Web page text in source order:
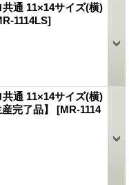
通 11×14サイズ(横)
1114LS]
通 11×14サイズ(横)
完了品】 [MR-1114